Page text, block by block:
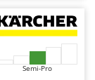
Semi-Pro